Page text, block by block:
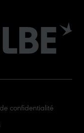
confidentialité